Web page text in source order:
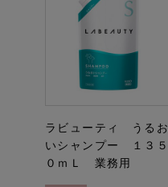
ラビューティ うるお
いシャンプー １３５
０ｍＬ 業務用